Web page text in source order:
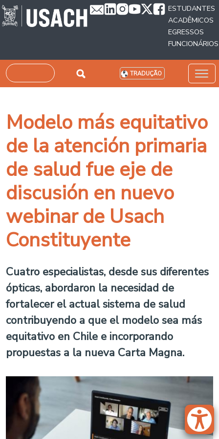
Passar para o conteúdo principal
ESTUDANTES
ACADÊMICOS
EGRESSOS
FUNCIONÁRIOS
Pesquisar TRADUÇÃO
Modelo más equitativo
de la atención primaria
de salud fue eje de
discusión en nuevo
webinar de Usach
Constituyente
Cuatro especialistas, desde sus diferentes
ópticas, abordaron la necesidad de
fortalecer el actual sistema de salud
contribuyendo a que el modelo sea más
equitativo en Chile e incorporando
propuestas a la nueva Carta Magna.